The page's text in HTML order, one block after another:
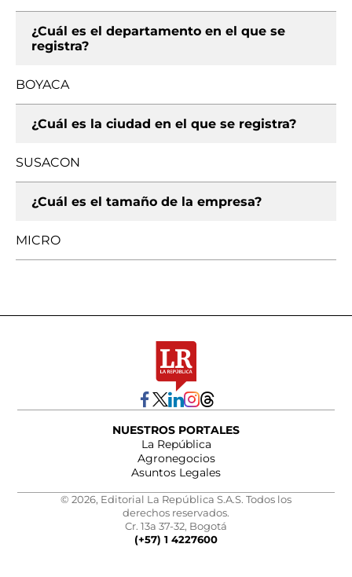
¿Cuál es el departamento en el que se
registra?
BOYACA
¿Cuál es la ciudad en el que se registra?
SUSACON
¿Cuál es el tamaño de la empresa?
MICRO
NUESTROS PORTALES
La República
Agronegocios
Asuntos Legales
© 2026, Editorial La República S.A.S. Todos los
derechos reservados.
Cr. 13a 37-32, Bogotá
(+57) 1 4227600